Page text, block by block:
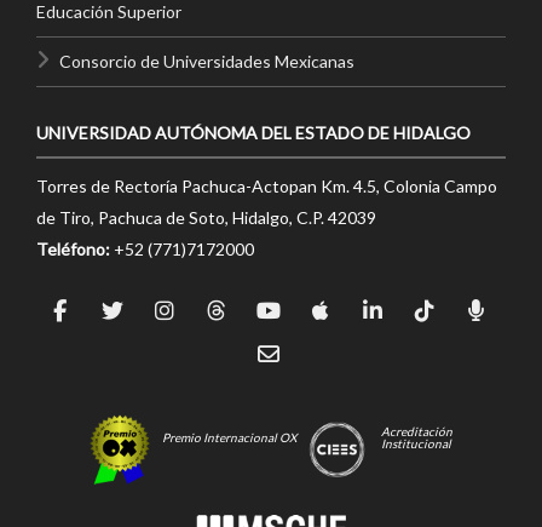
Educación Superior
Consorcio de Universidades Mexicanas
UNIVERSIDAD AUTÓNOMA DEL ESTADO DE HIDALGO
Torres de Rectoría Pachuca-Actopan Km. 4.5, Colonia Campo
de Tiro, Pachuca de Soto, Hidalgo, C.P. 42039
Teléfono: +52 (771)7172000
Premio Internacional OX
Acreditación
Institucional